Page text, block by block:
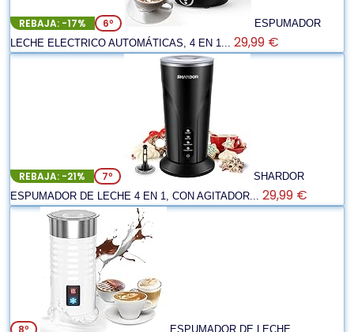
REBAJA: -17% 6º
ESPUMADOR
LECHE ELECTRICO AUTOMÁTICAS, 4 EN 1... 29,99 €
REBAJA: -21% 7º
SHARDOR
ESPUMADOR DE LECHE 4 EN 1, CON AGITADOR... 29,99 €
ESPUMADOR DE LECHE